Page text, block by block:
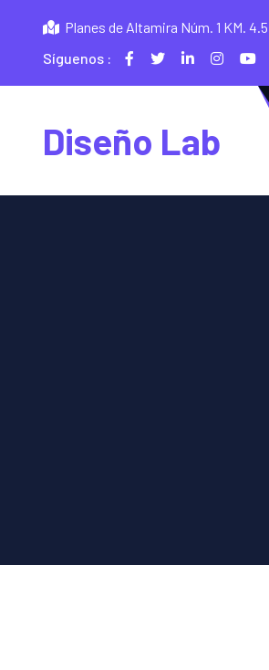
Planes de Altamira Núm. 1 KM.
Síguenos :
Diseño Lab